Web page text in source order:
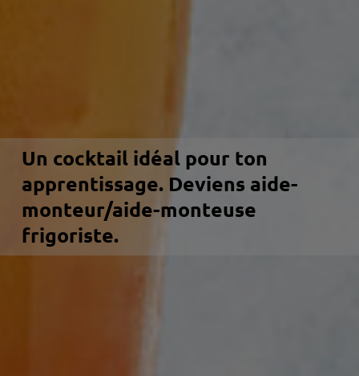
Un cocktail idéal pour ton
apprentissage. Deviens aide-
monteur/aide-monteuse
frigoriste.